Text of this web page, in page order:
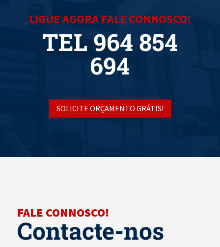
LIGUE AGORA FALE CONNOSCO!
TEL 964 854
694
SOLICITE ORÇAMENTO GRÁTIS!
FALE CONNOSCO!
Contacte-nos